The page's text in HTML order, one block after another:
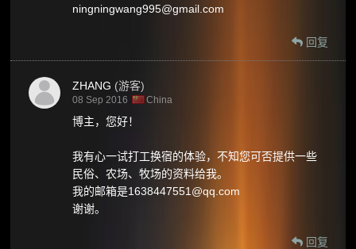
ningningwang995@gmail.com
回复
ZHANG (游客)
08 Sep 2016 China
博主，您好！
我有心一试打工换宿的体验，不知您可否提供一些
民俗、农场、牧场的资料给我。
我的邮箱是1638447551@qq.com
谢谢。
回复